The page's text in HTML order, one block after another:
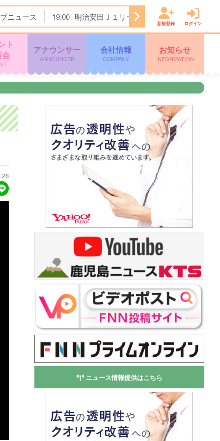
ニュース 19:00 明治安田Ｊ１リーグ開幕戦 横浜Ｆ・マリ
新規登録 ログイン
ト
アナウンサー
ANNOUNCER
会社情報
COMPANY
お知らせ
INFORMATION
ニュース情報提供はこちら